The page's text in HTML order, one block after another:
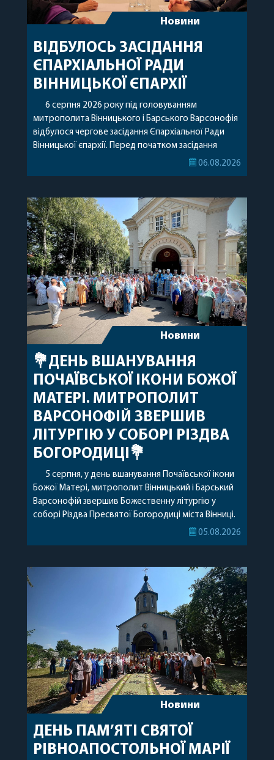
Новини
ВІДБУЛОСЬ ЗАСІДАННЯ
ЄПАРХІАЛЬНОЇ РАДИ
ВІННИЦЬКОЇ ЄПАРХІЇ
6 серпня 2026 року під головуванням
митрополита Вінницького і Барського Варсонофія
відбулося чергове засідання Єпархіальної Ради
Вінницької єпархії. Перед початком засідання
секретар Єпархіальної Ради від імені членів Ради
побажавши йому міцного здоров’я, Божої
допомоги, миру, духовної радості та
благословенних успіхів у подальшому
архіпастирському служінні. […]
06.08.2026
Новини
💐ДЕНЬ ВШАНУВАННЯ
ПОЧАЇВСЬКОЇ ІКОНИ БОЖОЇ
МАТЕРІ. МИТРОПОЛИТ
ВАРСОНОФІЙ ЗВЕРШИВ
ЛІТУРГІЮ У СОБОРІ РІЗДВА
БОГОРОДИЦІ💐
5 серпня, у день вшанування Почаївської ікони
Божої Матері, митрополит Вінницький і Барський
Варсонофій звершив Божественну літургію у
соборі Різдва Пресвятої Богородиці міста Вінниці.
Його Високопреосвященству співслужили
священному сані. Під час богослужіння підносилися
особливі молитви за мир в Україні, за воїнів, які
05.08.2026
Новини
ДЕНЬ ПАМ’ЯТІ СВЯТОЇ
РІВНОАПОСТОЛЬНОЇ МАРІЇ